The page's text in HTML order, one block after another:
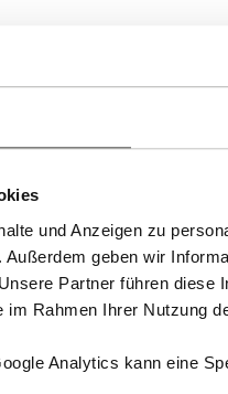
und Anzeigen zu
geben wir
Partner führen
im Rahmen Ihrer Nutzung
Analytics kann eine